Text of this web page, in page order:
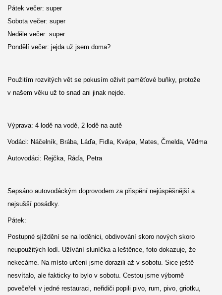
Pátek večer: super
Sobota večer: super
Neděle večer: super
Pondělí večer: jejda už jsem doma?
Použitím rozvitých vět se pokusím oživit paměťové buňky, protože
v našem věku už to snad ani jinak nejde.
Výprava: 4 lodě na vodě, 2 lodě na autě
Vodáci: Náčelník, Brába, Láďa, Fidla, Kvápa, Mates, Čmelda, Vědma
Autovodáci: Rejčka, Ráďa, Petra
Sepsáno autovodáckým doprovodem za přispění nejúspěšnější a
nejsušší posádky.
Pátek:
Postupné sjíždění se na loděnici, obdivování skoro nových skoro
neupoužitých lodí. Užívání sluníčka a leštěnce, foto dokazuje, že
nekecáme. Na místo určení jsme dorazili až v sobotu. Sice ještě
nesvítalo, ale fakticky to bylo v sobotu. Cestou jsme výborně
povečeřeli v jedné restauraci, neřidiči popili pivo, rum, pivo, griotku,